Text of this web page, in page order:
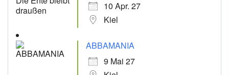
10 Apr. 27
Kiel
ABBAMANIA
9 Mai 27